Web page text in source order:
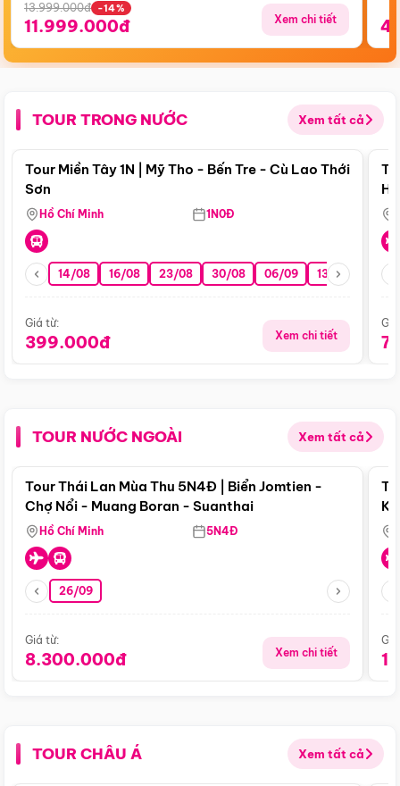
13.999.000đ -14%
11.999.000đ Xem chi tiết
TOUR TRONG NƯỚC Xem tất cả
Điểm nổi bật
Tour Miền Tây 1N | Mỹ Tho - Bến Tre - Cù Lao Thới
Sơn
Hồ Chí Minh 1N0Đ
14/08 16/08 23/08 30/08 06/09 13/09 20/09
Giá từ:
399.000đ Xem chi tiết
TOUR NƯỚC NGOÀI Xem tất cả
Điểm nổi bật
Tour Thái Lan Mùa Thu 5N4Đ | Biển Jomtien -
Chợ Nổi - Muang Boran - Suanthai
Hồ Chí Minh 5N4Đ
26/09
Giá từ:
8.300.000đ Xem chi tiết
TOUR CHÂU Á Xem tất cả
Điểm nổi bật